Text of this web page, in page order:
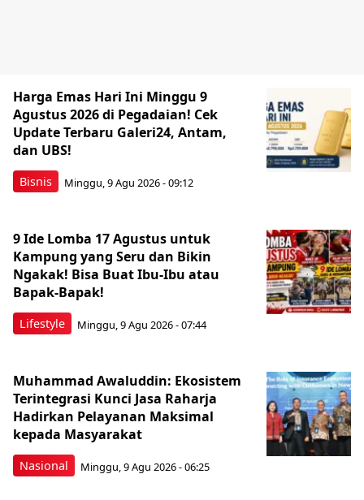
Bisnis
Harga Emas Hari Ini Minggu 9
Agustus 2026 di Pegadaian! Cek
Update Terbaru Galeri24, Antam,
dan UBS!
Minggu, 9 Agu 2026 - 09:12
Lifestyle
9 Ide Lomba 17 Agustus untuk
Kampung yang Seru dan Bikin
Ngakak! Bisa Buat Ibu-Ibu atau
Bapak-Bapak!
Minggu, 9 Agu 2026 - 07:44
Nasional
Muhammad Awaluddin: Ekosistem
Terintegrasi Kunci Jasa Raharja
Hadirkan Pelayanan Maksimal
kepada Masyarakat
Minggu, 9 Agu 2026 - 06:25